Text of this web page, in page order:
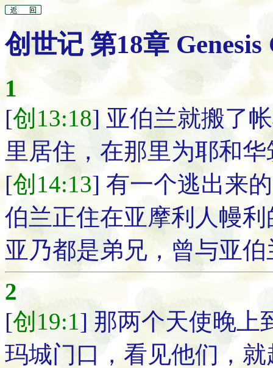
创世记 第18章 Genesis
1
[创13:18] 亚伯兰就搬了
里居住，在那里为耶和
[创14:13] 有一个逃出来
伯兰正住在亚摩利人幔
亚乃都是弟兄，曾与亚
2
[创19:1] 那两个天使晚上
玛城门口，看见他们，